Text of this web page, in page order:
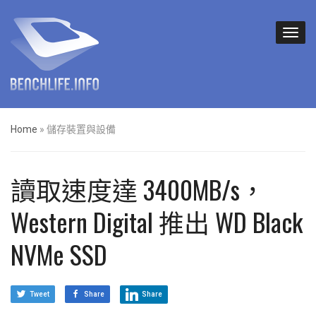
Home » 儲存裝置與設備
讀取速度達 3400MB/s，
Western Digital 推出 WD Black
NVMe SSD
Tweet Share Share